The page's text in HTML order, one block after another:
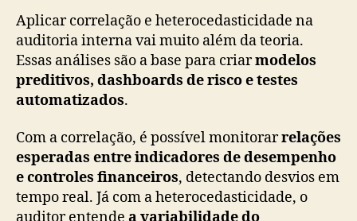
Aplicar correlação e heterocedasticidade na
auditoria interna vai muito além da teoria.
Essas análises são a base para criarmodelos
preditivos, dashboards de risco e testes
automatizados.
Com a correlação, é possível monitorarrelações
esperadas entre indicadores de desempenho
e controles financeiros, detectando desvios em
tempo real. Já com a heterocedasticidade, o